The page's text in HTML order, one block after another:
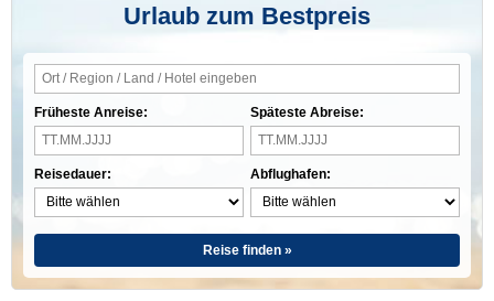
Urlaub zum Bestpreis
Früheste Anreise:
Reisedauer:
Späteste Abreise:
Abflughafen:
Reise finden »